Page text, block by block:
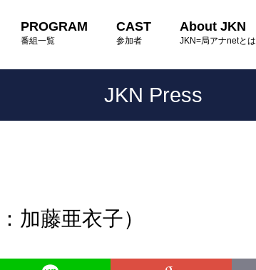
PROGRAM
番組一覧
CAST
参加者
About JKN
JKN=局アナnetとは
JKN Press
加藤亜衣子）